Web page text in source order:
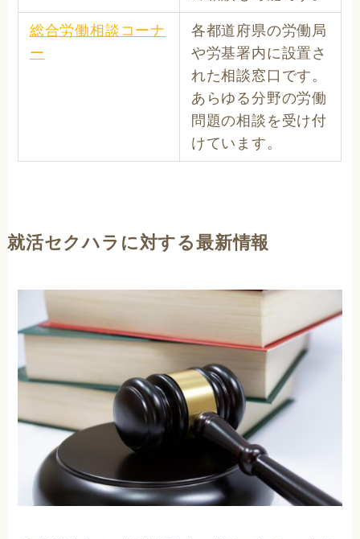
総合労働相談コーナ
ー
各都道府県の労働局
や労基署内に設置さ
れた相談窓口です。
あらゆる分野の労働
問題の相談を受け付
けています。
就活セクハラに対する最新情報